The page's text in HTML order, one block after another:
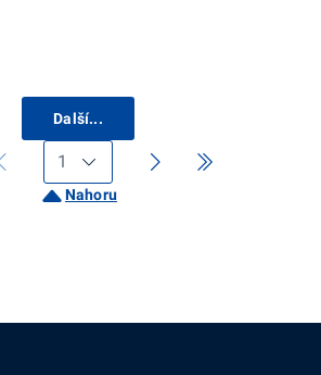
Nahoru
Další...